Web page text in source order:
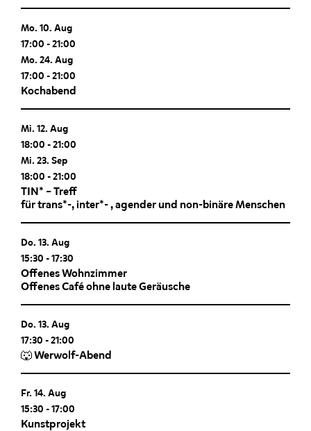
Mo. 10. Aug
17:00 -21:00
Mo. 24. Aug
17:00 -21:00
Kochabend
Mi. 12. Aug
18:00 -21:00
Mi. 23. Sep
18:00 -21:00
TIN* – Treff
für trans*-, inter*- , agender und non-binäre Menschen
Do. 13. Aug
15:30 -17:30
Offenes Wohnzimmer
Offenes Café ohne laute Geräusche
Do. 13. Aug
17:30 -21:00
🐺 Werwolf-Abend
Fr. 14. Aug
15:30 -17:00
Kunstprojekt